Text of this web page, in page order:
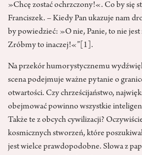
»Chcę zostać ochrzczony!«. Co by się
Franciszek. – Kiedy Pan ukazuje nam
by powiedzieć: »O nie, Panie, to nie
Zróbmy to inaczej!«” [1] .
Na przekór humorystycznemu
scena podejmuje ważne pytanie o
otwartości. Czy chrześcijaństwo,
obejmować powinno wszystkie
Także te z obcych cywilizacji?
kosmicznych stworzeń, które
jest wielce prawdopodobne. Słowa z